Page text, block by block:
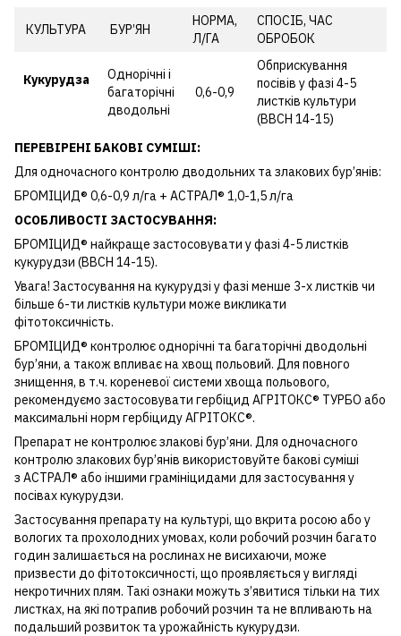
КУЛЬТУРА БУР’ЯН
НОРМА,
Л/ГА
СПОСІБ, ЧАС
ОБРОБОК
Кукурудза
Однорічні і
багаторічні
дводольні
0,6-0,9
Обприскування
посівів у фазі 4-5
листків культури
(ВВСН 14-15)
ПЕРЕВІРЕНІ БАКОВІ СУМІШІ:
Для одночасного контролю дводольних та злакових бур’янів:
БРОМІЦИД® 0,6-0,9 л/га + АСТРАЛ® 1,0-1,5 л/га
ОСОБЛИВОСТІ ЗАСТОСУВАННЯ:
БРОМІЦИД® найкраще застосовувати у фазі 4-5 листків
кукурудзи (ВВСН 14-15).
Увага! Застосування на кукурудзі у фазі менше 3-х листків чи
більше 6-ти листків культури може викликати
фітотоксичність.
БРОМІЦИД® контролює однорічні та багаторічні дводольні
бур’яни, а також впливає на хвощ польовий. Для повного
знищення, в т.ч. кореневої системи хвоща польового,
рекомендуємо застосовувати гербіцид АГРІТОКС® ТУРБО або
максимальні норм гербіцидуАГРІТОКС®.
Препарат не контролює злакові бур’яни. Для одночасного
контролю злакових бур’янів використовуйте бакові суміші
з АСТРАЛ® або іншими грамініцидами для застосування у
посівах кукурудзи.
Застосування препарату на культурі, що вкрита росою або у
вологих та прохолодних умовах, коли робочий розчин багато
годин залишається на рослинах не висихаючи, може
призвести до фітотоксичності, що проявляється у вигляді
некротичних плям. Такі ознаки можуть з’явитися тільки на тих
листках, на які потрапив робочий розчин та не впливають на
подальший розвиток та урожайність кукурудзи.